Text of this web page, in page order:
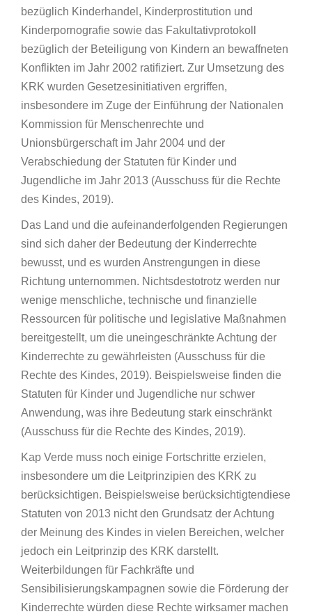
bezüglich Kinderhandel, Kinderprostitution und
Kinderpornografie sowie das Fakultativprotokoll
bezüglich der Beteiligung von Kindern an bewaffneten
Konflikten im Jahr 2002 ratifiziert. Zur Umsetzung des
KRK wurden Gesetzesinitiativen ergriffen,
insbesondere im Zuge der Einführung der Nationalen
Kommission für Menschenrechte und
Unionsbürgerschaft im Jahr 2004 und der
Verabschiedung der Statuten für Kinder und
Jugendliche im Jahr 2013 (Ausschuss für die Rechte
des Kindes, 2019).
Das Land und die aufeinanderfolgenden Regierungen
sind sich daher der Bedeutung der Kinderrechte
bewusst, und es wurden Anstrengungen in diese
Richtung unternommen. Nichtsdestotrotz werden nur
wenige menschliche, technische und finanzielle
Ressourcen für politische und legislative Maßnahmen
bereitgestellt, um die uneingeschränkte Achtung der
Kinderrechte zu gewährleisten (Ausschuss für die
Rechte des Kindes, 2019). Beispielsweise finden die
Statuten für Kinder und Jugendliche nur schwer
Anwendung, was ihre Bedeutung stark einschränkt
(Ausschuss für die Rechte des Kindes, 2019).
Kap Verde muss noch einige Fortschritte erzielen,
insbesondere um die Leitprinzipien des KRK zu
berücksichtigen. Beispielsweise berücksichtigtendiese
Statuten von 2013 nicht den Grundsatz der Achtung
der Meinung des Kindes in vielen Bereichen, welcher
jedoch ein Leitprinzip des KRK darstellt.
Weiterbildungen für Fachkräfte und
Sensibilisierungskampagnen sowie die Förderung der
Kinderrechte würden diese Rechte wirksamer machen